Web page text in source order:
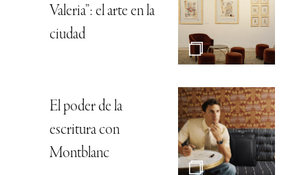
Valeria”: el arte en la
ciudad
El poder de la
escritura con
Montblanc